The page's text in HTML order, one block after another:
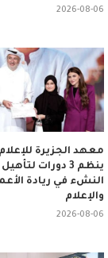
2026-08-06
معهد الجزيرة للإعلام
ينظم 3 دورات لتأهيل
النشء في ريادة
والإعلام
2026-08-06